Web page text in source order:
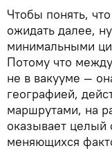
Чтобы понять,
ожидать далее,
минимальными
Потому что
не в вакууме —
географией,
маршрутами, на
оказывает целый
меняющихся